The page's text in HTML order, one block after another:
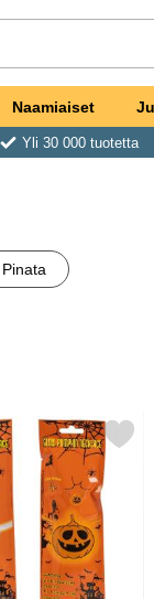
Naamiaiset
Yli 30 000 tuotetta
Pinata
seuraavalle sivulle